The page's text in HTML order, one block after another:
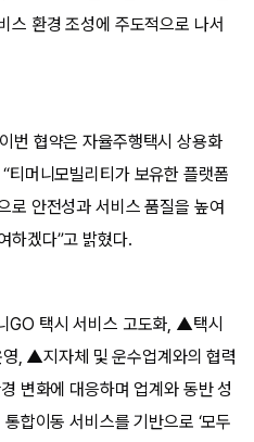
스 환경 조성에 주도적으로 나서
번 협약은 자율주행택시 상용화
티머니모빌리티가 보유한 플랫폼
로 안전성과 서비스 품질을 높여
하겠다”고 밝혔다.
GO 택시 서비스 고도화, ▲택시
영, ▲지자체 및 운수업계와의 협력
변화에 대응하며 업계와 동반 성
합이동 서비스를 기반으로 ‘모두